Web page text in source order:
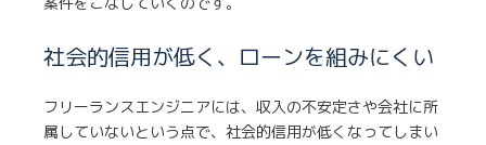
案件をこなしていくのです。
社会的信用が低く、ローンを組みにくい
フリーランスエンジニアには、収入の不安定さや会社に所
属していないという点で、社会的信用が低くなってしまい